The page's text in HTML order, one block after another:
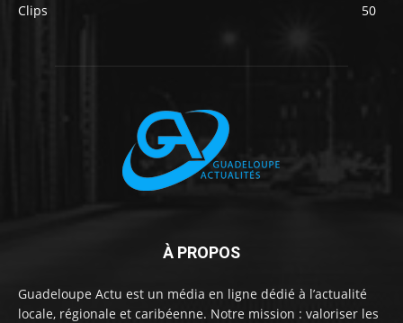
Clips
50
À PROPOS
Guadeloupe Actu est un média en ligne dédié à l’actualité
locale, régionale et caribéenne. Notre mission : valoriser les